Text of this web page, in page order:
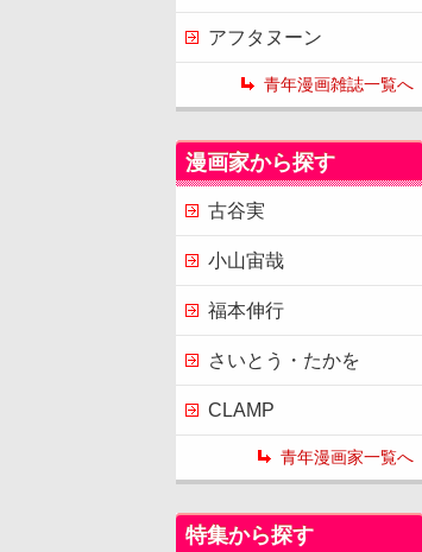
アフタヌーン
青年漫画雑誌一覧へ
漫画家から探す
古谷実
小山宙哉
福本伸行
さいとう・たかを
CLAMP
青年漫画家一覧へ
特集から探す